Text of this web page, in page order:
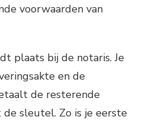
voorwaarden van
plaats bij de notaris. Je
en de
de resterende
sleutel. Zo is je eerste